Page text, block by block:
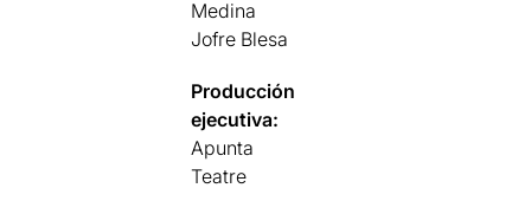
Medina
Jofre Blesa
Producción
ejecutiva:
Apunta
Teatre